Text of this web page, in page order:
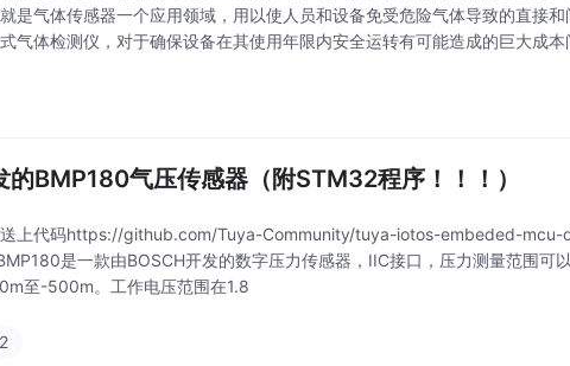
是气体传感器一个应用领域，用以使人员和设备免受危险气体导致的直接
气体检测仪，对于确保设备在其使用年限内安全运转有可能造成的巨大成本
BMP180气压传感器（附STM32程序！！！）
送上代码https://github.com/Tuya-Community/tuya-iotos-embeded-
是一款由BOSCH开发的数字压力传感器，IIC接口，压力测量范围可
至-500m。工作电压范围在1.8